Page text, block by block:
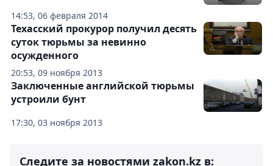
14:53, 06 февраля 2014
20:53, 09 ноября 2013
Техасский прокурор получил десять
суток тюрьмы за невинно
осужденного
17:30, 03 ноября 2013
Заключенные английской тюрьмы
устроили бунт
Следите за новостями zakon.kz в: